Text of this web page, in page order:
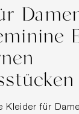
Kleider für